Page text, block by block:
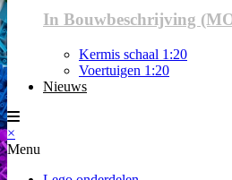
In Bouwbeschrijving
Kermis schaal 1:20
Voertuigen 1:20
Nieuws
×
Menu